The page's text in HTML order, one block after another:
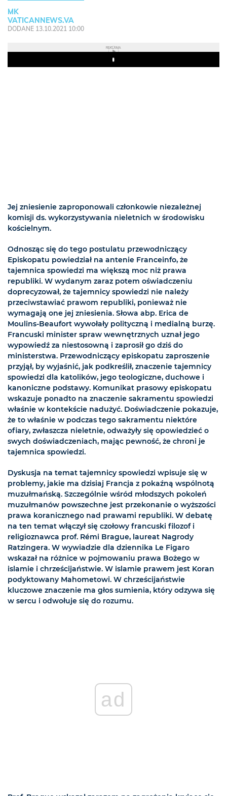
MK
VATICANNEWS.VA
DODANE 13.10.2021 10:00
REKLAMA
Play
Jej zniesienie zaproponowali członkowie niezależnej
komisji ds. wykorzystywania nieletnich w środowisku
kościelnym.
Odnosząc się do tego postulatu przewodniczący
Episkopatu powiedział na antenie Franceinfo, że
tajemnica spowiedzi ma większą moc niż prawa
republiki. W wydanym zaraz potem oświadczeniu
doprecyzował, że tajemnicy spowiedzi nie należy
przeciwstawiać prawom republiki, ponieważ nie
wymagają one jej zniesienia. Słowa abp. Erica de
Moulins-Beaufort wywołały polityczną i medialną burzę.
Francuski minister spraw wewnętrznych uznał jego
wypowiedź za niestosowną i zaprosił go dziś do
ministerstwa. Przewodniczący episkopatu zaproszenie
przyjął, by wyjaśnić, jak podkreślił, znaczenie tajemnicy
spowiedzi dla katolików, jego teologiczne, duchowe i
kanoniczne podstawy. Komunikat prasowy episkopatu
wskazuje ponadto na znaczenie sakramentu spowiedzi
właśnie w kontekście nadużyć. Doświadczenie pokazuje,
że to właśnie w podczas tego sakramentu niektóre
ofiary, zwłaszcza nieletnie, odważyły się opowiedzieć o
swych doświadczeniach, mając pewność, że chroni je
tajemnica spowiedzi.
Dyskusja na temat tajemnicy spowiedzi wpisuje się w
problemy, jakie ma dzisiaj Francja z pokaźną wspólnotą
muzułmańską. Szczególnie wśród młodszych pokoleń
muzułmanów powszechne jest przekonanie o wyższości
prawa koranicznego nad prawami republiki. W debatę
na ten temat włączył się czołowy francuski filozof i
religioznawca prof. Rémi Brague, laureat Nagrody
Ratzingera. W wywiadzie dla dziennika Le Figaro
wskazał na różnice w pojmowaniu prawa Bożego w
islamie i chrześcijaństwie. W islamie prawem jest Koran
podyktowany Mahometowi. W chrześcijaństwie
kluczowe znaczenie ma głos sumienia, który odzywa się
w sercu i odwołuje się do rozumu.
ad